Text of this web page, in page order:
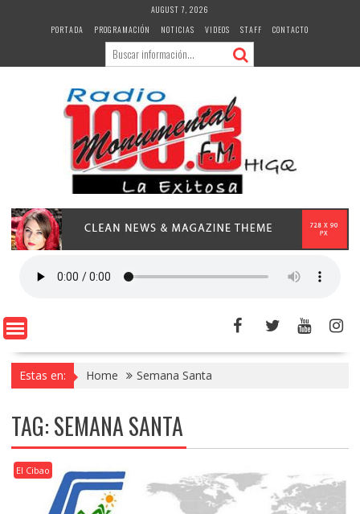
AUGUST 7, 2026
PORTADA
PROGRAMACIÓN NOTICIAS VIDEOS STAFF CONTACTO
Estas en: Home Semana Santa
TAG:SEMANA SANTA
El Cibao